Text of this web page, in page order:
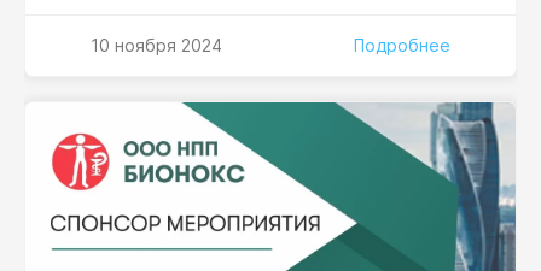
более 15 научных секций, 2 337 специалистов!
10 ноября 2024 Подробнее